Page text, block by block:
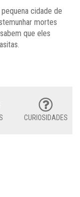
cidade de
mortes
que eles
CURIOSIDADES